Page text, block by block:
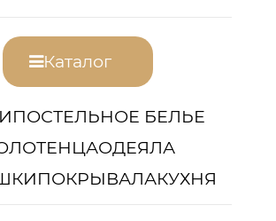
Каталог
ПОСТЕЛЬНОЕ БЕЛЬЕ
ОДЕЯЛА
ПОКРЫВАЛАКУХНЯ